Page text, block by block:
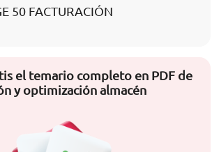
50 FACTURACIÓN
el temario completo en PDF de
y optimización almacén